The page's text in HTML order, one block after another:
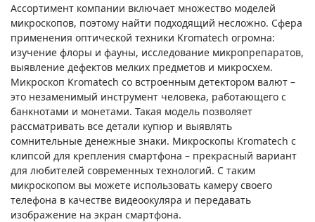
Ассортимент компании включает множество моделей
микроскопов, поэтому найти подходящий несложно. Сфера
применения оптической техники Kromatech огромна:
изучение флоры и фауны, исследование микропрепаратов,
выявление дефектов мелких предметов и микросхем.
Микроскоп Kromatech со встроенным детектором валют –
это незаменимый инструмент человека, работающего с
банкнотами и монетами. Такая модель позволяет
рассматривать все детали купюр и выявлять
сомнительные денежные знаки. Микроскопы Kromatech с
клипсой для крепления смартфона – прекрасный вариант
для любителей современных технологий. С таким
микроскопом вы можете использовать камеру своего
телефона в качестве видеоокуляра и передавать
изображение на экран смартфона.